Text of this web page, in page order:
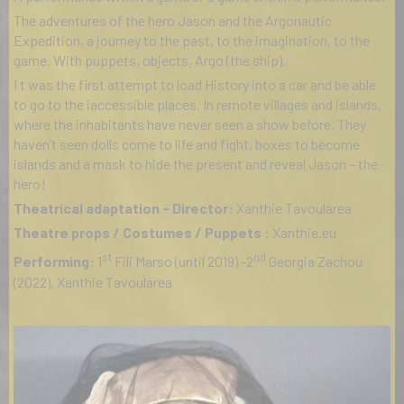
The adventures of the hero Jason and the Argonautic
Expedition, a journey to the past, to the imagination, to the
game. With puppets, objects, Argo (the ship).
I t was the first attempt to load History into a car and be able
to go to the iaccessible places. In remote villages and islands,
where the inhabitants have never seen a show before. They
haven’t seen dolls come to life and fight, boxes to become
islands and a mask to hide the present and reveal Jason – the
hero!
Theatrical adaptation - Director: Xanthie Tavoularea
Theatre props / Costumes / Puppets : Xanthie.eu
Performing: 1st Fili Marso (until 2019) -2nd Georgia Zachou
(2022), Xanthie Tavoularea